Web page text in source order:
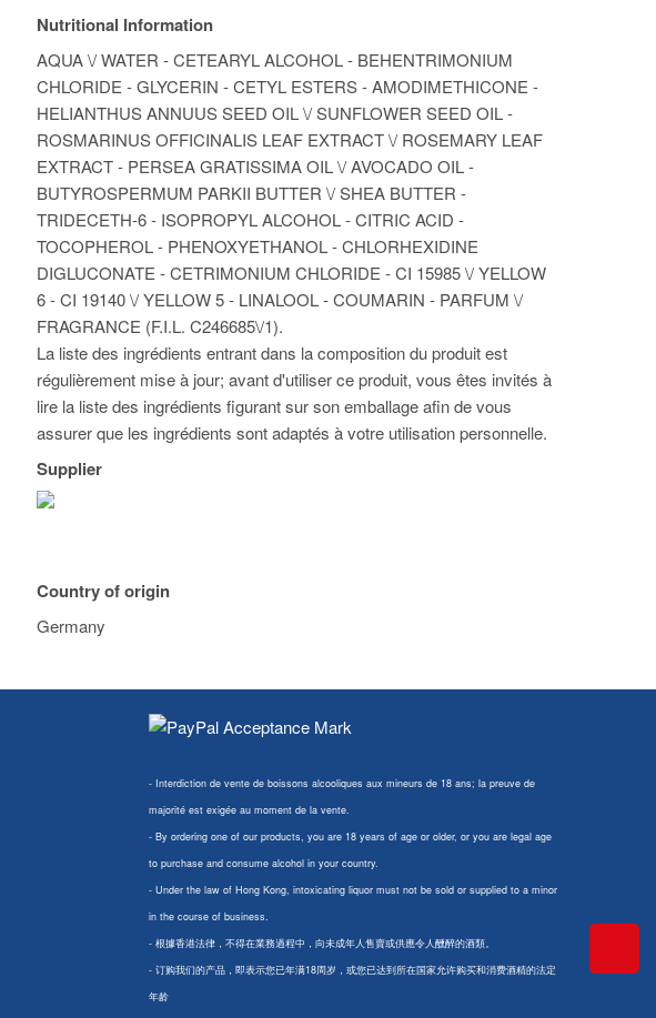
Nutritional Information
AQUA \/ WATER - CETEARYL ALCOHOL - BEHENTRIMONIUM
CHLORIDE - GLYCERIN - CETYL ESTERS - AMODIMETHICONE -
HELIANTHUS ANNUUS SEED OIL \/ SUNFLOWER SEED OIL -
ROSMARINUS OFFICINALIS LEAF EXTRACT \/ ROSEMARY LEAF
EXTRACT - PERSEA GRATISSIMA OIL \/ AVOCADO OIL -
BUTYROSPERMUM PARKII BUTTER \/ SHEA BUTTER -
TRIDECETH-6 - ISOPROPYL ALCOHOL - CITRIC ACID -
TOCOPHEROL - PHENOXYETHANOL - CHLORHEXIDINE
DIGLUCONATE - CETRIMONIUM CHLORIDE - CI 15985 \/ YELLOW
6 - CI 19140 \/ YELLOW 5 - LINALOOL - COUMARIN - PARFUM \/
FRAGRANCE (F.I.L. C246685\/1).
La liste des ingrédients entrant dans la composition du produit est
régulièrement mise à jour; avant d'utiliser ce produit, vous êtes invités à
lire la liste des ingrédients figurant sur son emballage afin de vous
assurer que les ingrédients sont adaptés à votre utilisation personnelle.
Supplier
Country of origin
Germany
- Interdiction de vente de boissons alcooliques aux mineurs de 18 ans; la preuve de
majorité est exigée au moment de la vente.
- By ordering one of our products, you are 18 years of age or older, or you are legal age
to purchase and consume alcohol in your country.
- Under the law of Hong Kong, intoxicating liquor must not be sold or supplied to a minor
in the course of business.
- 根據香港法律，不得在業務過程中，向未成年人售賣或供應令人醺醉的酒類。
- 订购我们的产品，即表示您已年满18周岁，或您已达到所在国家允许购买和消费酒精的法定
年龄